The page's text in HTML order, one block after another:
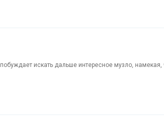
искать дальше интересное музло,